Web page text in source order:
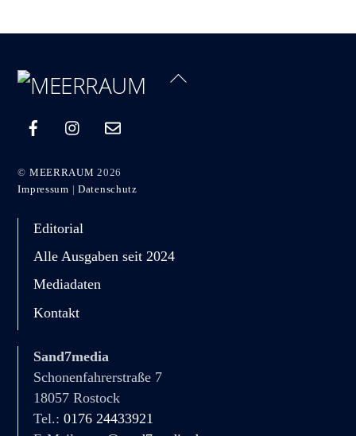
Back
© MEERRAUM 2026
Impressum | Datenschutz
Editorial
Alle Ausgaben seit 2024
Mediadaten
Kontakt
Sand7media
Schonenfahrerstraße 7
18057 Rostock
Tel.: ‭0176 24433921‬